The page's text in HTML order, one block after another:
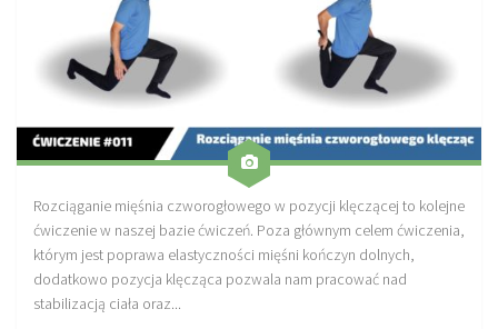
Rozciąganie mięśnia czworogłowego w pozycji klęczącej to kolejne
ćwiczenie w naszej bazie ćwiczeń. Poza głównym celem ćwiczenia,
którym jest poprawa elastyczności mięśni kończyn dolnych,
dodatkowo pozycja klęcząca pozwala nam pracować nad
stabilizacją ciała oraz...